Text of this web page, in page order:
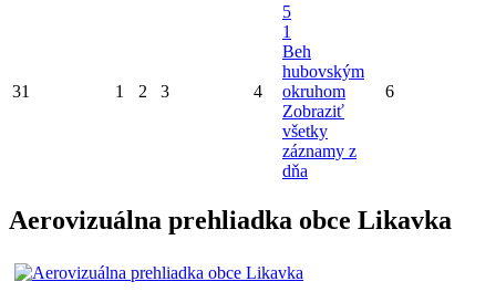
31 1 2 3 4
5
1
Beh
hubovským
okruhom
Zobraziť
všetky
záznamy z
dňa
6
Aerovizuálna prehliadka obce Likavka